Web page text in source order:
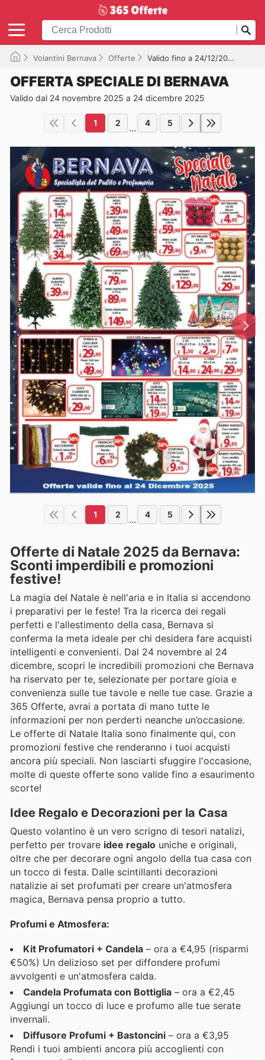
Volantini Bernava Offerte Valido fino a 24/12/2025
OFFERTA SPECIALE DI BERNAVA
Valido dal 24 novembre 2025 a 24 dicembre 2025
1 2 ... 4 5
1 2 ... 4 5
Offerte di Natale 2025 da Bernava:
Sconti imperdibili e promozioni
festive!
La magia del Natale è nell'aria e in Italia si accendono
i preparativi per le feste! Tra la ricerca dei regali
perfetti e l'allestimento della casa, Bernava si
conferma la meta ideale per chi desidera fare acquisti
intelligenti e convenienti. Dal 24 novembre al 24
dicembre, scopri le incredibili promozioni che Bernava
ha riservato per te, selezionate per portare gioia e
convenienza sulle tue tavole e nelle tue case. Grazie a
365 Offerte, avrai a portata di mano tutte le
informazioni per non perderti neanche un’occasione.
Le offerte di Natale Italia sono finalmente qui, con
promozioni festive che renderanno i tuoi acquisti
ancora più speciali. Non lasciarti sfuggire l'occasione,
molte di queste offerte sono valide fino a esaurimento
scorte!
Idee Regalo e Decorazioni per la Casa
Questo volantino è un vero scrigno di tesori natalizi,
perfetto per trovare idee regalo uniche e originali,
oltre che per decorare ogni angolo della tua casa con
un tocco di festa. Dalle scintillanti decorazioni
natalizie ai set profumati per creare un'atmosfera
magica, Bernava pensa proprio a tutto.
Profumi e Atmosfera:
Kit Profumatori + Candela – ora a €4,95 (risparmi
€50%) Un delizioso set per diffondere profumi
avvolgenti e un'atmosfera calda.
Candela Profumata con Bottiglia – ora a €2,45
Aggiungi un tocco di luce e profumo alle tue serate
invernali.
Diffusore Profumi + Bastoncini – ora a €3,95
Rendi i tuoi ambienti ancora più accoglienti con